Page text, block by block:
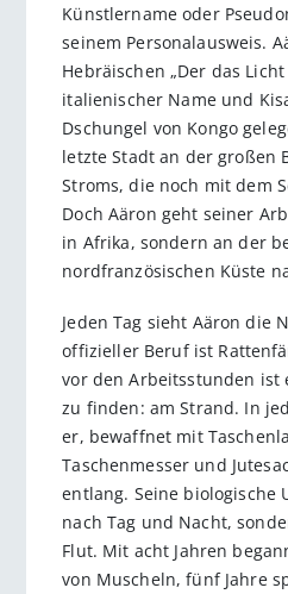
Künstlername oder
seinem Personalausweis.
Hebräischen „Der das
italienischer Name und
Dschungel von Kongo
letzte Stadt an der großen
Stroms, die noch mit dem
Doch Aäron geht seiner
in Afrika, sondern an der
nordfranzösischen Küste
Jeden Tag sieht Aäron die
offizieller Beruf ist
vor den Arbeitsstunden ist
zu finden: am Strand. In
er, bewaffnet mit
Taschenmesser und
entlang. Seine biologische
nach Tag und Nacht,
Flut. Mit acht Jahren
von Muscheln, fünf Jahre